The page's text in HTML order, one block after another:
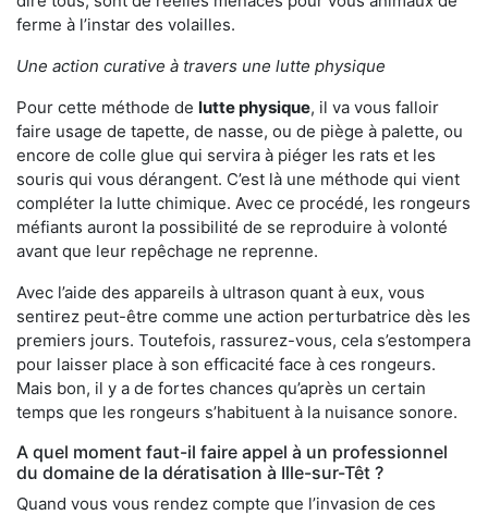
ferme à l’instar des volailles.
Une action curative à travers une lutte physique
Pour cette méthode de lutte physique, il va vous falloir
faire usage de tapette, de nasse, ou de piège à palette, ou
encore de colle glue qui servira à piéger les rats et les
souris qui vous dérangent. C’est là une méthode qui vient
compléter la lutte chimique. Avec ce procédé, les rongeurs
méfiants auront la possibilité de se reproduire à volonté
avant que leur repêchage ne reprenne.
Avec l’aide des appareils à ultrason quant à eux, vous
sentirez peut-être comme une action perturbatrice dès les
premiers jours. Toutefois, rassurez-vous, cela s’estompera
pour laisser place à son efficacité face à ces rongeurs.
Mais bon, il y a de fortes chances qu’après un certain
temps que les rongeurs s’habituent à la nuisance sonore.
A quel moment faut-il faire appel à un professionnel
du domaine de la dératisation à Ille-sur-Têt ?
Quand vous vous rendez compte que l’invasion de ces